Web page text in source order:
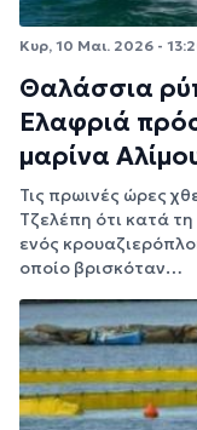
Κυρ, 10 Μαι. 2026 -
Θαλάσσια
Ελαφριά
μαρίνα
Τις πρωινές ώρες
Τζελέπη ότι κατά
ενός
οποίο βρισκόταν…